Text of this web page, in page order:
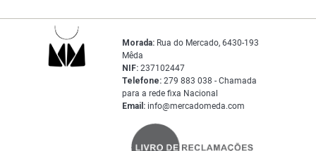
Morada: Rua do Mercado, 6430-193
Mêda
NIF: 237102447
Telefone: 279 883 038 - Chamada
para a rede fixa Nacional
Email: info@mercadomeda.com